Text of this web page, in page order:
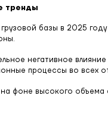
тренды
базы в 2025
негативное
процессы во всех
фоне высокого